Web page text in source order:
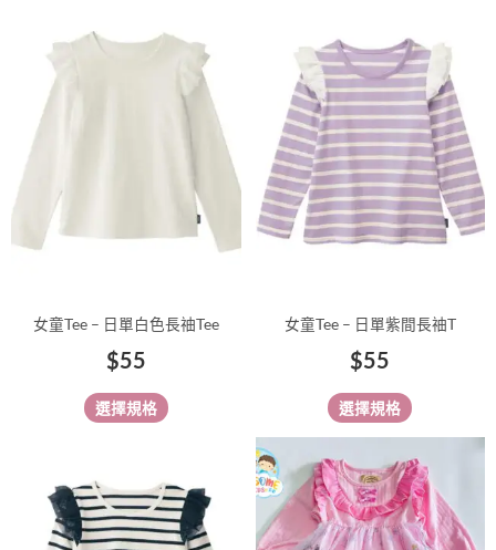
女童Tee – 日單白色長䄂Tee
$55
選擇規格
頁
面
選
擇
女童Tee – 日單紫間長䄂T
$55
選擇規格
品
有
多
種
款
式。
可
頁
面
選
擇
項
品
有
產
品
有